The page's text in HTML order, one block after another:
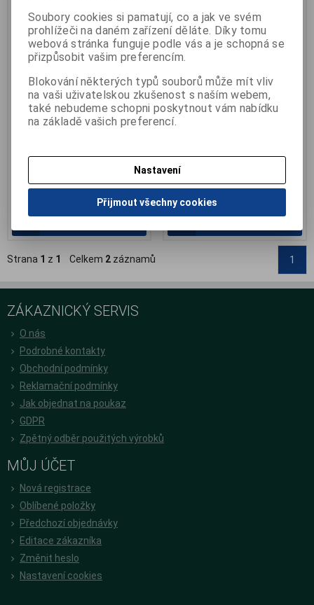
Libra ultrazvukový
Výrobce:Stylies
Katalogové číslo:Z-Libra
Záruka (měsíců): 24
ultrazvukový WINIX L500
Katalogové číslo: Z-L500
Záruka (měsíců): 24
Termín dodání (dny):
do 50 m2, ultrazvukový
bezúdržbový zvlhčovač vzduc...
3 890 Kč
Strana 1 z 1 Celkem 2 záznamů 1
ZÁKAZNICKÝ SERVIS
O nás
Podrobné kontakty
Obchodní podmínky
Reklamační podmínky
Jak objednat na poukaz
GDPR
Zpětný odběr použitých výrobků
MŮJ ÚČET
Nová registrace
Oblíbené položky
Předchozí objednávky
Editace zákazníka
Změnit heslo
Nastavení cookies
Soubory cookies si pamatují, co a jak ve svém
prohlížeči na daném zařízení děláte. Díky tomu
webová stránka funguje podle vás a je schopná se
přizpůsobit vašim preferencím.
Blokování některých typů souborů může mít vliv
na vaši uživatelskou zkušenost s naším webem,
také nebudeme schopni poskytnout vám nabídku
na základě vašich preferencí.
Nastavení
Přijmout všechny cookies